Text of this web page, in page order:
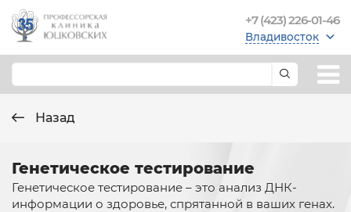
+7 (423) 226-01-46
Владивосток
Назад
Генетическое тестирование
Генетическое тестирование – это анализ ДНК-
информации о здоровье, спрятанной в ваших генах.